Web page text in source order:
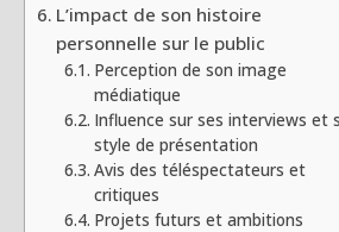
L’impact de son histoire
personnelle sur le public
Perception de son image
médiatique
Influence sur ses interviews et
style de présentation
Avis des téléspectateurs et
critiques
Projets futurs et ambitions